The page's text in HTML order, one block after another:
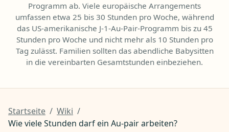
Programm ab. Viele europäische Arrangements
umfassen etwa 25 bis 30 Stunden pro Woche, während
das US-amerikanische J-1-Au-Pair-Programm bis zu 45
Stunden pro Woche und nicht mehr als 10 Stunden pro
Tag zulässt. Familien sollten das abendliche Babysitten
in die vereinbarten Gesamtstunden einbeziehen.
Startseite / Wiki /
Wie viele Stunden darf ein Au-pair arbeiten?